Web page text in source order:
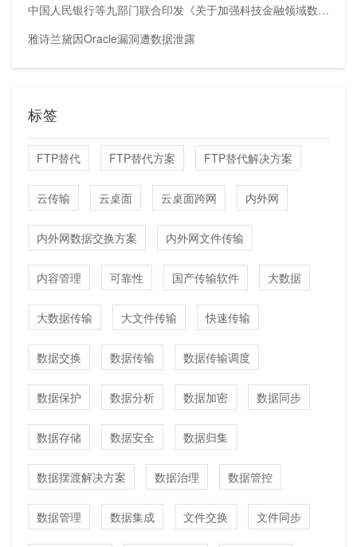
中国人民银行等九部门联合印发《关于加强科技金融领域数据开发利用的通知》
雅诗兰黛因Oracle漏洞遭数据泄露
标签
FTP替代 FTP替代方案 FTP替代解决方案
云传输 云桌面 云桌面跨网 内外网
内外网数据交换方案 内外网文件传输
内容管理 可靠性 国产传输软件 大数据
大数据传输 大文件传输 快速传输
数据交换 数据传输 数据传输调度
数据保护 数据分析 数据加密 数据同步
数据存储 数据安全 数据归集
数据摆渡解决方案 数据治理 数据管控
数据管理 数据集成 文件交换 文件同步